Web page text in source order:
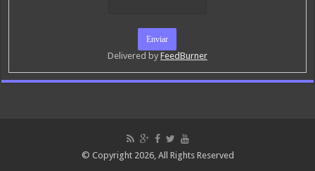
Delivered by FeedBurner
© Copyright 2026, All Rights Reserved